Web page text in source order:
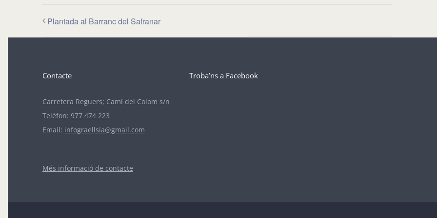
Plantada al Barranc del Safranar
Contacte
Carretera Reguers; Camí del Colom s/n
Telèfon: 977 474 223
Email: infograellsia@gmail.com
Més informació de contacte
Troba’ns a Facebook